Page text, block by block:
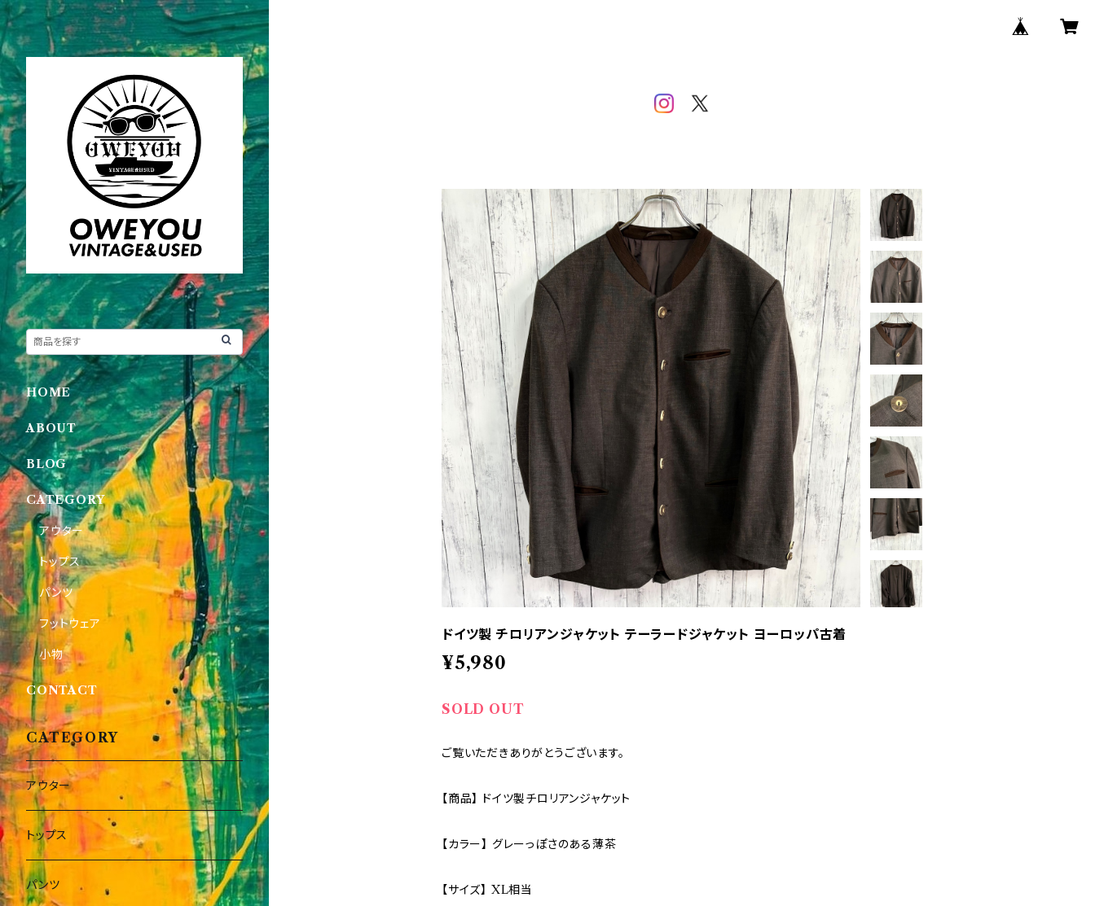
ドイツ製 チロリアンジャケット テーラードジャケット ヨーロッパ古着
¥5,980
SOLD OUT
ご覧いただきありがとうございます。
【商品】 ドイツ製チロリアンジャケット
【カラー】 グレーっぽさのある薄茶
【サイズ】 XL相当
HOME
ABOUT
BLOG
CATEGORY
アウター
トップス
パンツ
フットウェア
小物
CONTACT
CATEGORY
アウター
トップス
パンツ